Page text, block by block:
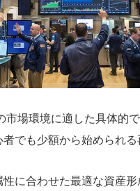
市場環境に適した具体的
でも少額から始められ
に合わせた最適な資産